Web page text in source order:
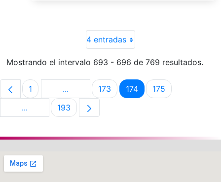
4 entradas
Mostrando el intervalo 693 - 696 de 769 resultados.
Página
1 ...Páginas intermedias Use TAB para
Página
173 Página
174 Página
175
...Páginas intermedias Use TAB para desplazarse.
Página
193